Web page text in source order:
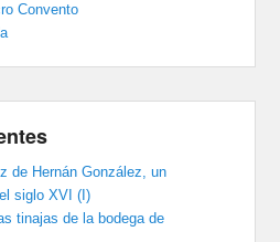
Convento
de Hernán González, un
siglo XVI (I)
tinajas de la bodega de